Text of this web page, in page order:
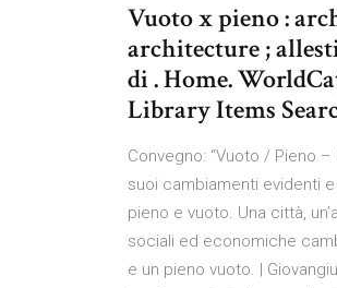
Vuoto x pieno :
architecture ;
di . Home.
Library Items
Convegno: “Vuoto / Pieno
suoi cambiamenti evidenti
pieno e vuoto. Una città,
sociali ed economiche
e un pieno vuoto. |